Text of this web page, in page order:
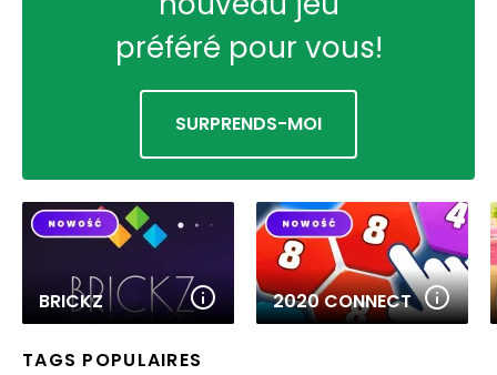
préféré pour vous!
SURPRENDS-MOI
BRICKZ 2020 CONNECT
TAGS POPULAIRES